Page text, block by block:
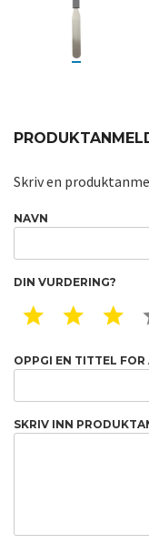
Skriv en
NAVN
DIN VURDERING?
1 STAR
2
OPPGI EN TITTEL
SKRIV INN